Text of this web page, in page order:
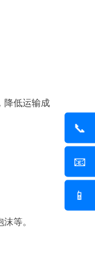
📞
📧
📱
降低运输成
等。